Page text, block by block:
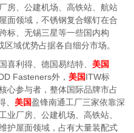
房、公建机场、高铁站、航站
面领域，不锈钢复合螺钉在合
标、无锡三星等一些国内构
域优势占据各自细分市场。
喜利得、德国易结特、 美国
Fasteners外， 美国ITW标
心参与者，整体国际品牌市占
美国盈锋南通工厂三家依靠深
业厂房、公建机场、高铁站、
护屋面领域，占有大量装配式